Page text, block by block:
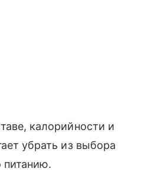
калорийности и
убрать из выбора
питанию.